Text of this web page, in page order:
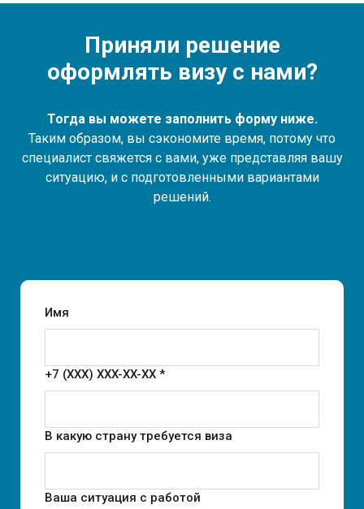
Приняли решение
оформлять визу с нами?
Тогда вы можете заполнить форму ниже.
Таким образом, вы сэкономите время, потому что
специалист свяжется с вами, уже представляя вашу
ситуацию, и с подготовленными вариантами
решений.
Имя
+7 (XXX) XXX-XX-XX *
В какую страну требуется виза
Ваша ситуация с работой